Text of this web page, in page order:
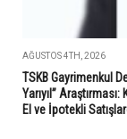
AĞUSTOS 4TH, 2026
TSKB Gayrimenkul
Yarıyıl”
El ve İpotekli